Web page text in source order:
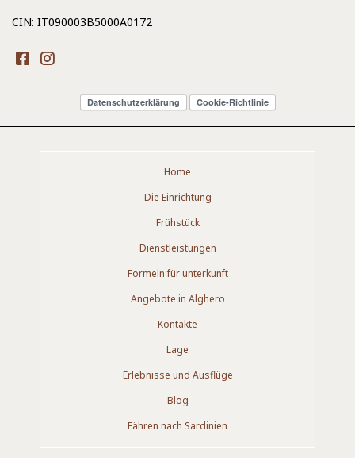
CIN: IT090003B5000A0172
Datenschutzerklärung Cookie-Richtlinie
Home
Die Einrichtung
Frühstück
Dienstleistungen
Formeln für unterkunft
Angebote in Alghero
Kontakte
Lage
Erlebnisse und Ausflüge
Blog
Fähren nach Sardinien